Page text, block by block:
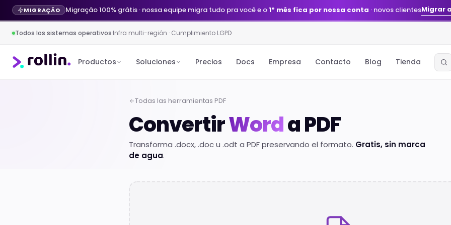
MIGRAÇÃO Migração 100% grátis · nossa equipe migra tudo pra você e o1º mês fica por nossa conta · novos clientesMigrar
Todos los sistemas operativos·Infra multi-región · Cumplimiento LGPD
Productos Soluciones Precios Docs Empresa Contacto Blog Tienda
Todas las herramientas PDF
ConvertirWorda PDF
Transforma .docx, .doc u .odt a PDF preservando el formato. Gratis, sin marca
de agua.